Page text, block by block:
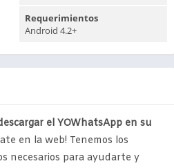
Requerimientos
Android 4.2+
el YOWhatsApp en su
en la web! Tenemos los
necesarios para ayudarte y